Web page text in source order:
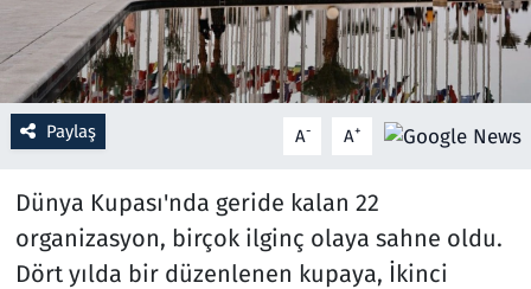
Paylaş A- A+
Dünya Kupası'nda geride kalan 22
organizasyon, birçok ilginç olaya sahne oldu.
Dört yılda bir düzenlenen kupaya, İkinci
Resmi İlanlar
Rüya Tabirleri
Sağlık
Savunma Sanayi
Seçim 2023